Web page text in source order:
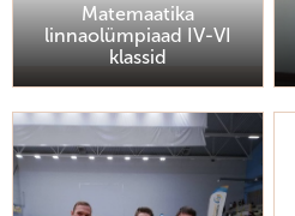
Matemaatika
linnaolümpiaad IV-VI
klassid